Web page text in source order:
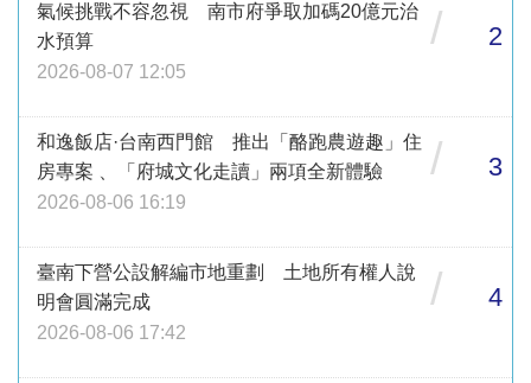
氣候挑戰不容忽視 南市府爭取加碼20億元治
水預算
2026-08-07 12:05
/ 2
和逸飯店·台南西門館 推出「酪跑農遊趣」住
房專案 、「府城文化走讀」兩項全新體驗
2026-08-06 16:19
/ 3
臺南下營公設解編市地重劃 土地所有權人說
明會圓滿完成
2026-08-06 17:42
/ 4